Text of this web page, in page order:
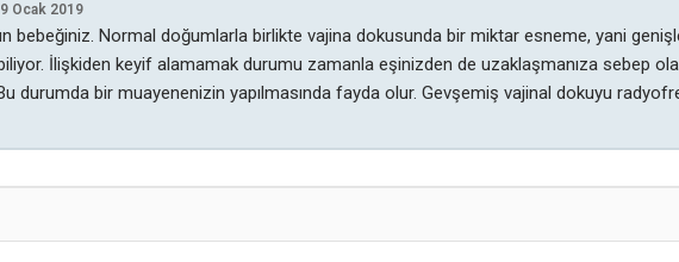
Ocak 2019
bebeğiniz. Normal doğumlarla birlikte vajina dokusunda bir miktar esneme, yani
İlişkiden keyif alamamak durumu zamanla eşinizden de uzaklaşmanıza sebep
durumda bir muayenenizin yapılmasında fayda olur. Gevşemiş vajinal dokuyu